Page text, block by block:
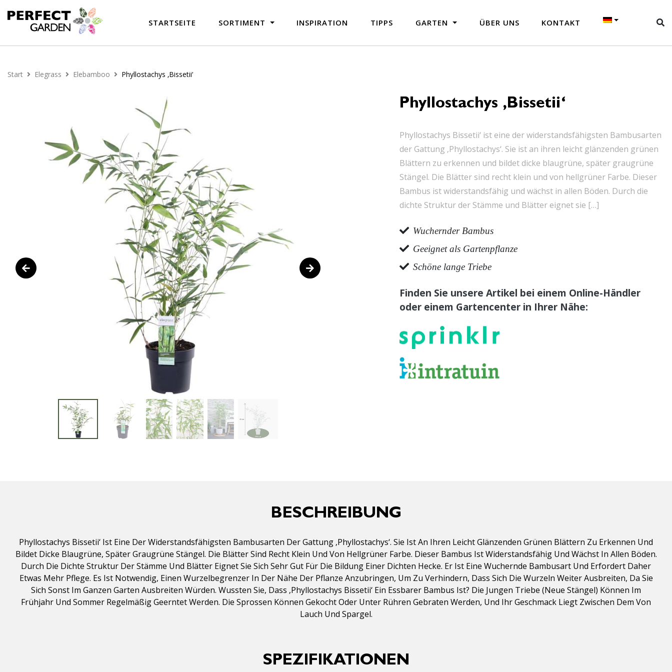
STARTSEITE SORTIMENT INSPIRATION TIPPS GARTEN ÜBER UNS KONTAKT
Start Elegrass Elebamboo Phyllostachys ‚Bissetii‘
Phyllostachys ‚Bissetii‘
Phyllostachys Bissetii‘ ist eine der widerstandsfähigsten Bambusarten
der Gattung ‚Phyllostachys‘. Sie ist an ihren leicht glänzenden grünen
Blättern zu erkennen und bildet dicke blaugrüne, später graugrüne
Stängel. Die Blätter sind recht klein und von hellgrüner Farbe. Dieser
Bambus ist widerstandsfähig und wächst in allen Böden. Durch die
dichte Struktur der Stämme und Blätter eignet sie […]
Wuchernder Bambus
Geeignet als Gartenpflanze
Schöne lange Triebe
Finden Sie unsere Artikel bei einem Online-Händler
oder einem Gartencenter in Ihrer Nähe:
BESCHREIBUNG
Phyllostachys Bissetii‘ Ist Eine Der Widerstandsfähigsten Bambusarten Der Gattung ‚Phyllostachys‘. Sie Ist An Ihren Leicht Glänzenden Grünen Blättern Zu Erkennen Und
Bildet Dicke Blaugrüne, Später Graugrüne Stängel. Die Blätter Sind Recht Klein Und Von Hellgrüner Farbe. Dieser Bambus Ist Widerstandsfähig Und Wächst In Allen Böden.
Durch Die Dichte Struktur Der Stämme Und Blätter Eignet Sie Sich Sehr Gut Für Die Bildung Einer Dichten Hecke. Er Ist Eine Wuchernde Bambusart Und Erfordert Daher
Etwas Mehr Pflege. Es Ist Notwendig, Einen Wurzelbegrenzer In Der Nähe Der Pflanze Anzubringen, Um Zu Verhindern, Dass Sich Die Wurzeln Weiter Ausbreiten, Da Sie
Sich Sonst Im Ganzen Garten Ausbreiten Würden. Wussten Sie, Dass ‚Phyllostachys Bissetii‘ Ein Essbarer Bambus Ist? Die Jungen Triebe (neue Stängel) Können Im
Frühjahr Und Sommer Regelmäßig Geerntet Werden. Die Sprossen Können Gekocht Oder Unter Rühren Gebraten Werden, Und Ihr Geschmack Liegt Zwischen Dem Von
Lauch Und Spargel.
SPEZIFIKATIONEN